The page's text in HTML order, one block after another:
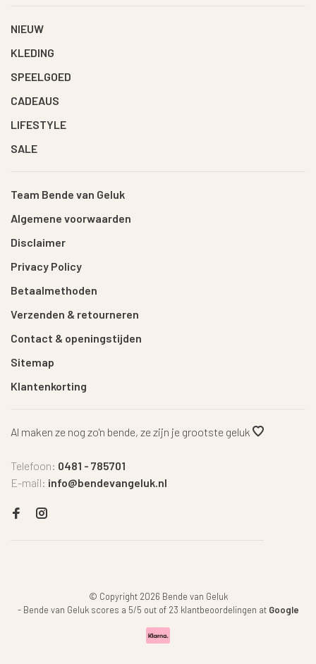
NIEUW
KLEDING
SPEELGOED
CADEAUS
LIFESTYLE
SALE
Team Bende van Geluk
Algemene voorwaarden
Disclaimer
Privacy Policy
Betaalmethoden
Verzenden & retourneren
Contact & openingstijden
Sitemap
Klantenkorting
Al maken ze nog zo'n bende, ze zijn je grootste geluk
Telefoon: 0481 - 785701
E-mail: info@bendevangeluk.nl
© Copyright 2026 Bende van Geluk
- Bende van Geluk scores a 5/5 out of 23 klantbeoordelingen at Google